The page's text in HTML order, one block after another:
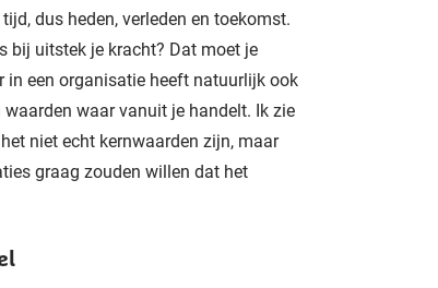
dus heden, verleden en toekomst.
bij uitstek je kracht? Dat moet je
in een organisatie heeft natuurlijk ook
waar vanuit je handelt. Ik zie
niet echt kernwaarden zijn, maar
graag zouden willen dat het